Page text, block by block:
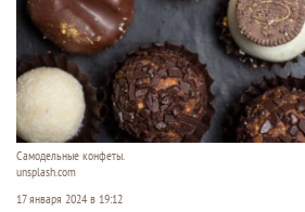
Самодельные конфеты.
unsplash.com
17 января 2024 в 19:12